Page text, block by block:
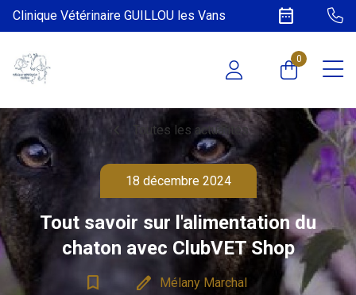
Clinique Vétérinaire GUILLOU les Vans date_range
0
chevron_left Toutes les actualités
18 décembre 2024
Tout savoir sur l'​alimentation du
chaton avec ClubVET Shop
bookmark_border
edit Mélany Marchal